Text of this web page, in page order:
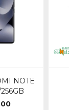
NOTE